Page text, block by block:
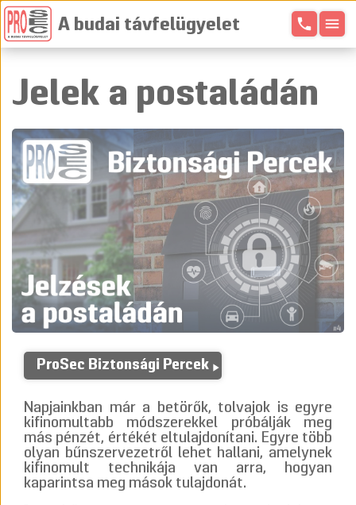
A budai távfelügyelet phone menu
Jelek a postaládán
ProSec Biztonsági Percek
Napjainkban már a betörők, tolvajok is egyre
kifinomultabb módszerekkel próbálják meg
más pénzét, értékét eltulajdonítani. Egyre több
olyan bűnszervezetről lehet hallani, amelynek
kifinomult technikája van arra, hogyan
kaparintsa meg mások tulajdonát.